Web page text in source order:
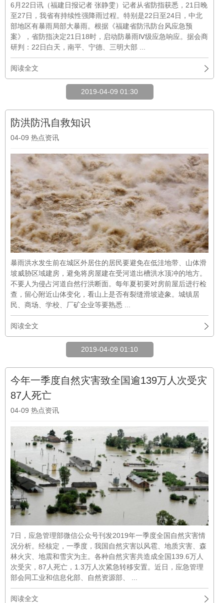
6月22日讯（福建日报记者 张静雯）记者从省防指获悉，21日晚
至27日，我省有持续性强降雨过程。特别是22日至24日，中北
部地区有暴雨局部大暴雨。根据《福建省防汛防台风应急预
案》，省防指决定21日18时，启动防暴雨Ⅳ级应急响应。据会商
研判：22日白天，南平、宁德、三明大部 ...
阅读全文
2019-04-09 01:30
防洪防汛自救知识
04-09 热点资讯
暴雨洪水发生前在城区外居住的居民要避免在低洼地带、山体滑
坡威胁区域建房，避免将房屋建在受河道出槽洪水顶冲的地方。
不要人为侵占河道自然行洪断面。每年夏初要对房前屋后进行检
查，留心附近山体变化，看山上是否有裂缝滑坡迹象。城镇居
民、商场、学校、厂矿企业等要熟悉 ...
阅读全文
2019-04-09 01:10
今年一季度自然灾害致全国逾139万人次受灾
87人死亡
04-09 热点资讯
7日，应急管理部微信公众号刊发2019年一季度全国自然灾害情
况分析。经核定，一季度，我国自然灾害以风雹、地质灾害、森
林火灾、地震和雪灾为主。各种自然灾害共造成全国139.6万人
次受灾，87人死亡，1.3万人次紧急转移安置。近日，应急管理
部会同工业和信息化部、自然资源部、 ...
阅读全文